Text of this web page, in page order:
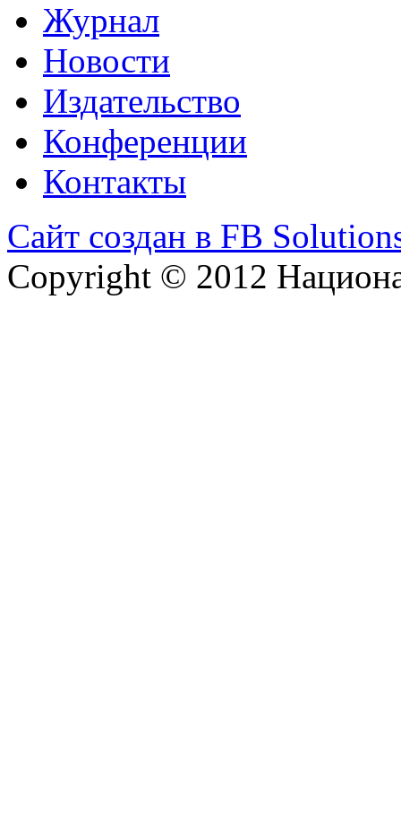
Журнал
Новости
Издательство
Конференции
Контакты
Сайт создан в FB
Copyright © 2012